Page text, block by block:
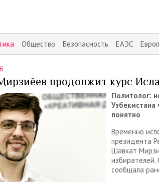
Общество Безопасность ЕАЭС
продолжит курс
Политолог:
понятно
Временно
президента
Шавкат
избирателей.
сообщала